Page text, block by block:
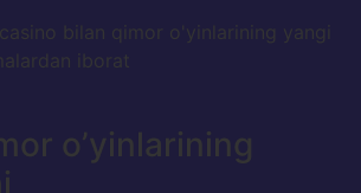
bilan qimor o'yinlarining yangi
iborat
o’yinlarining